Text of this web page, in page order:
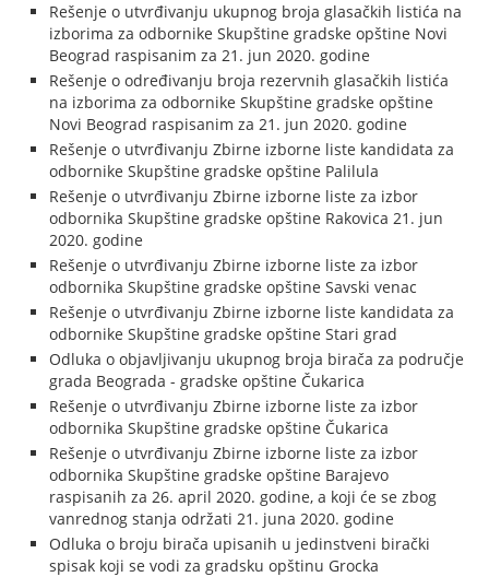
Rešenje o utvrđivanju ukupnog broja glasačkih listića na
izborima za odbornike Skupštine gradske opštine Novi
Beograd raspisanim za 21. jun 2020. godine
Rešenje o određivanju broja rezervnih glasačkih listića
na izborima za odbornike Skupštine gradske opštine
Novi Beograd raspisanim za 21. jun 2020. godine
Rešenje o utvrđivanju Zbirne izborne liste kandidata za
odbornike Skupštine gradske opštine Palilula
Rešenje o utvrđivanju Zbirne izborne liste za izbor
odbornika Skupštine gradske opštine Rakovica 21. jun
2020. godine
Rešenje o utvrđivanju Zbirne izborne liste za izbor
odbornika Skupštine gradske opštine Savski venac
Rešenje o utvrđivanju Zbirne izborne liste kandidata za
odbornike Skupštine gradske opštine Stari grad
Odluka o objavljivanju ukupnog broja birača za područje
grada Beograda - gradske opštine Čukarica
Rešenje o utvrđivanju Zbirne izborne liste za izbor
odbornika Skupštine gradske opštine Čukarica
Rešenje o utvrđivanju Zbirne izborne liste za izbor
odbornika Skupštine gradske opštine Barajevo
raspisanih za 26. april 2020. godine, a koji će se zbog
vanrednog stanja održati 21. juna 2020. godine
Odluka o broju birača upisanih u jedinstveni birački
spisak koji se vodi za gradsku opštinu Grocka